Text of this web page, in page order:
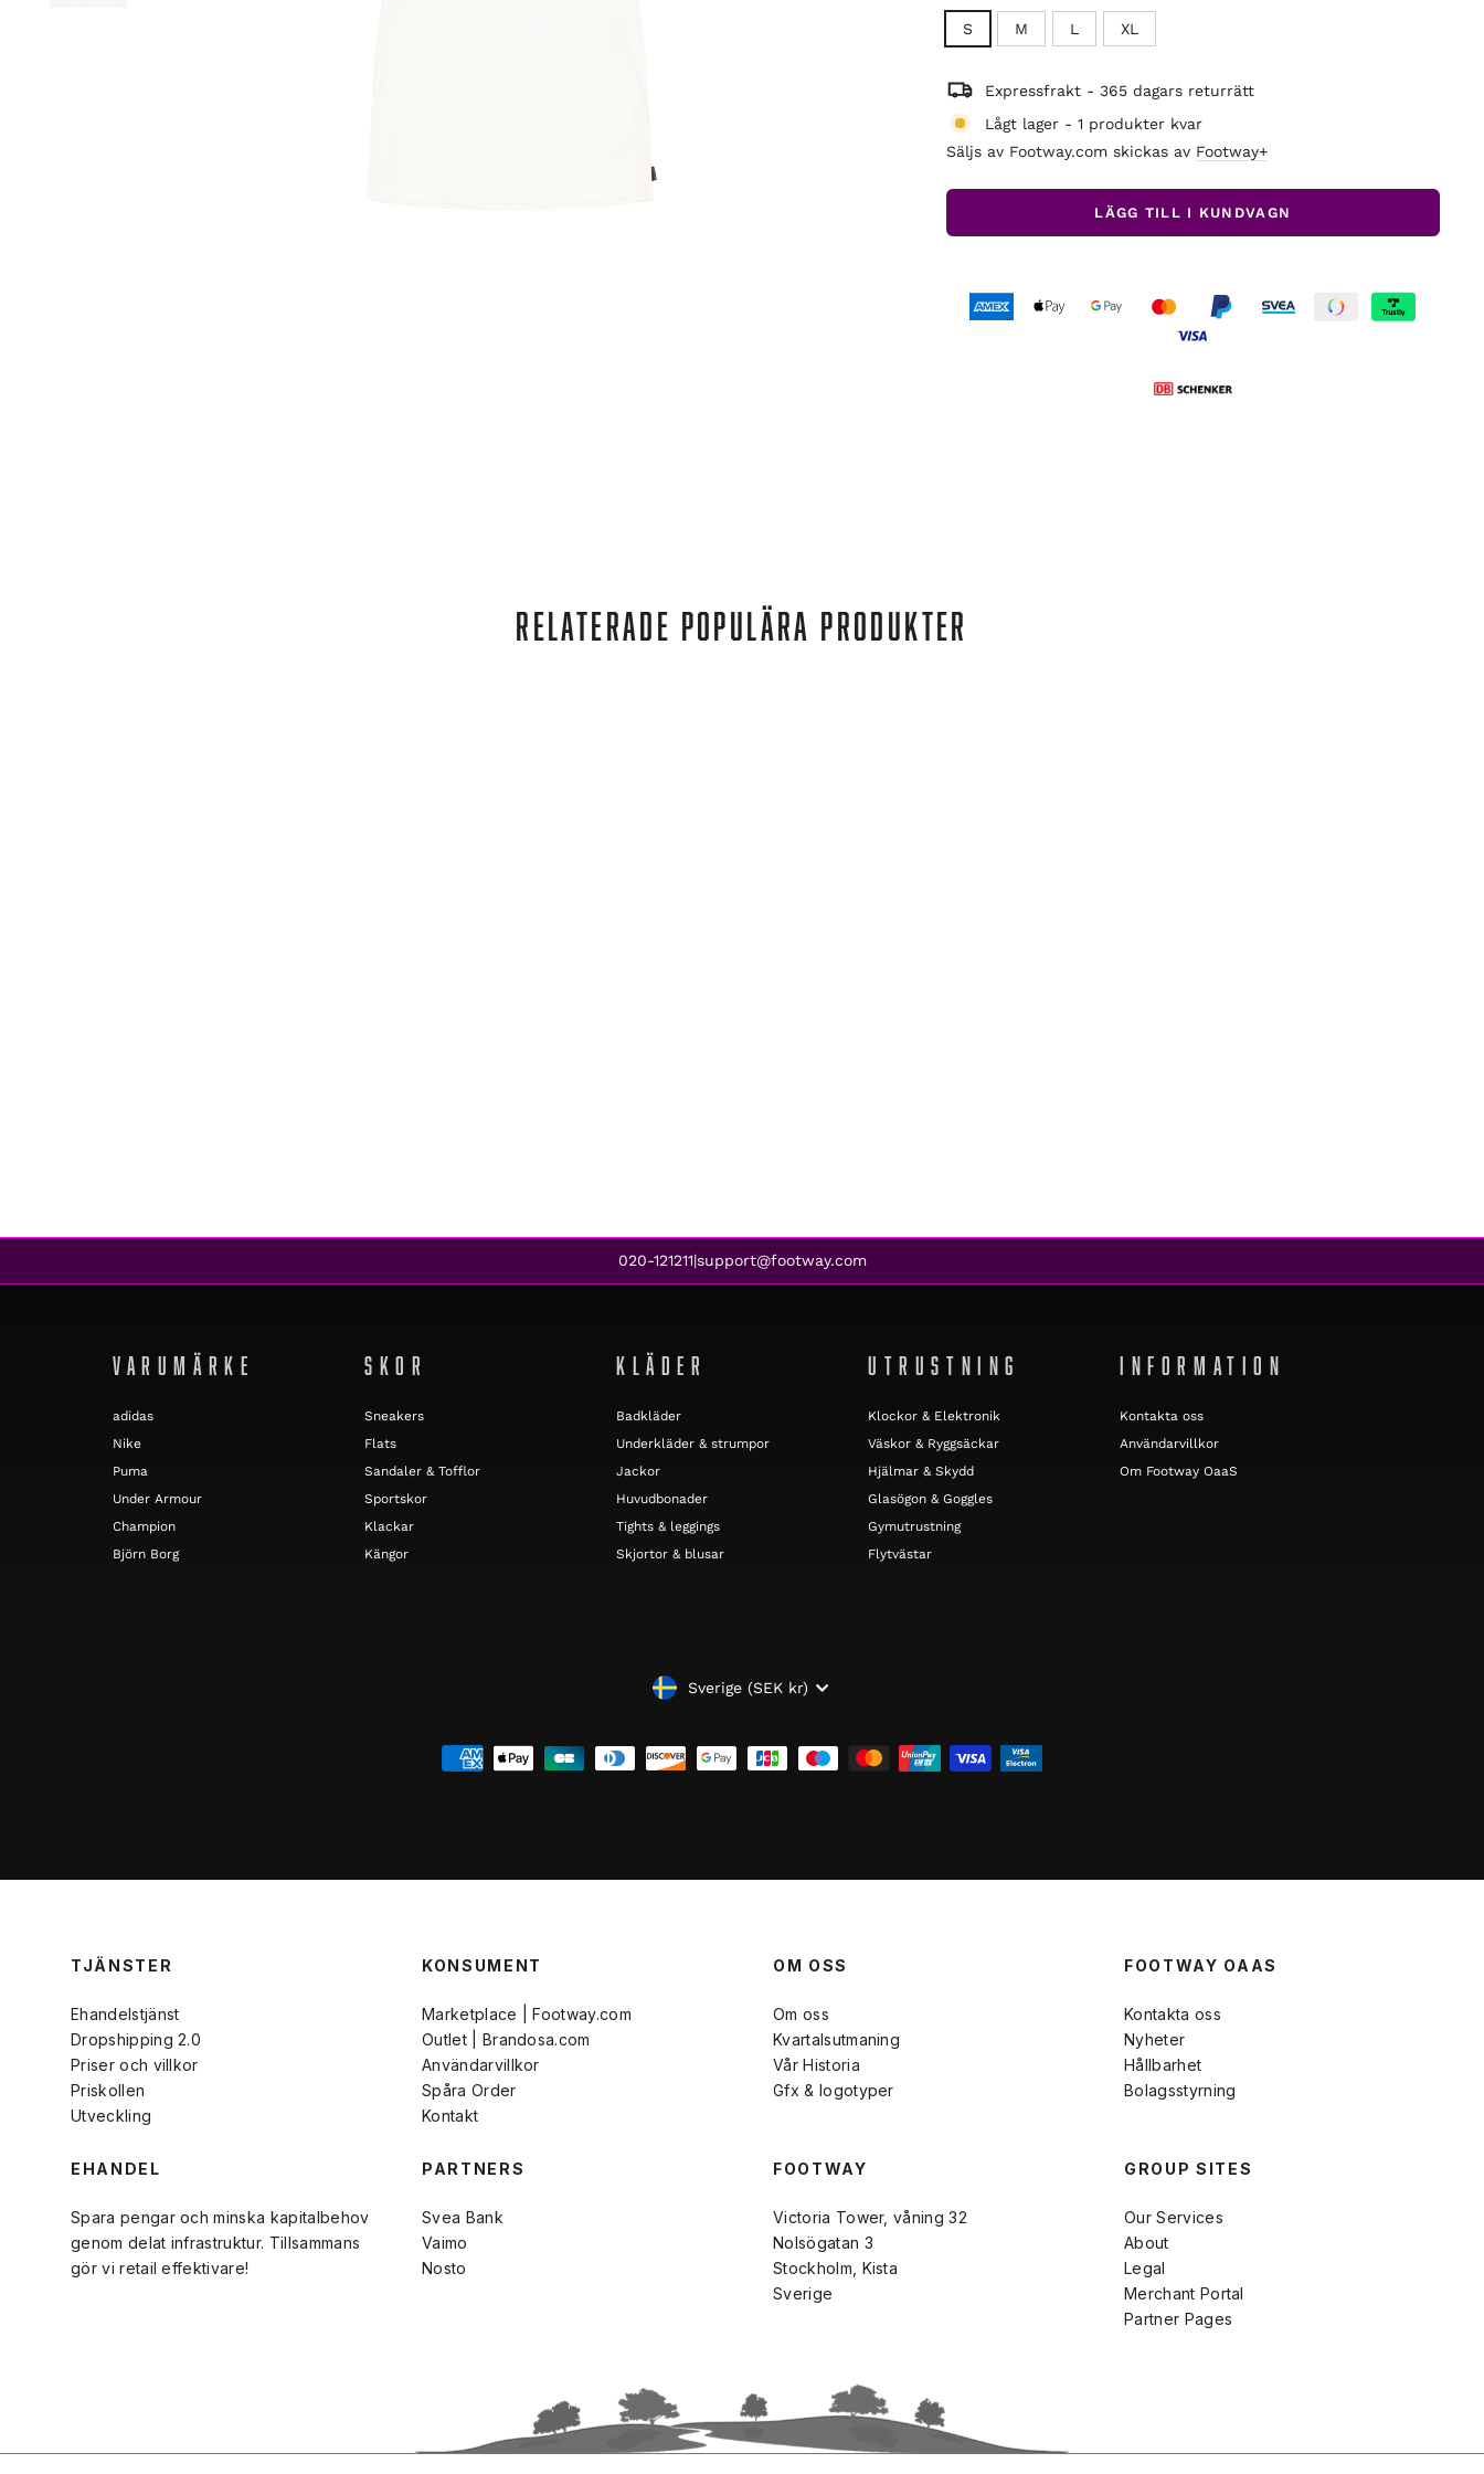
S M L XL
Expressfrakt - 365 dagars returrätt
Lågt lager - 1 produkter kvar
Säljs av Footway.com skickas av Footway+
LÄGG TILL I KUNDVAGN
RELATERADE POPULÄRA PRODUKTER
020-121211|support@footway.com
VARUMÄRKE
adidas
Nike
Puma
Under Armour
Champion
Björn Borg
SKOR
Sneakers
Flats
Sandaler & Tofflor
Sportskor
Klackar
Kängor
KLÄDER
Badkläder
Underkläder & strumpor
Jackor
Huvudbonader
Tights & leggings
Skjortor & blusar
UTRUSTNING
Klockor & Elektronik
Väskor & Ryggsäckar
Hjälmar & Skydd
Glasögon & Goggles
Gymutrustning
Flytvästar
INFORMATION
Kontakta oss
Användarvillkor
Om Footway OaaS
VALUTA
Sverige (SEK kr)
TJÄNSTER
Ehandelstjänst
Dropshipping 2.0
Priser och villkor
Priskollen
Utveckling
KONSUMENT
Marketplace | Footway.com
Outlet | Brandosa.com
Användarvillkor
Spåra Order
Kontakt
OM OSS
Om oss
Kvartalsutmaning
Vår Historia
Gfx & logotyper
FOOTWAY OAAS
Kontakta oss
Nyheter
Hållbarhet
Bolagsstyrning
EHANDEL
Spara pengar och minska kapitalbehov
genom delat infrastruktur. Tillsammans
gör vi retail effektivare!
PARTNERS
Svea Bank
Vaimo
Nosto
FOOTWAY
Victoria Tower, våning 32
Nolsögatan 3
Stockholm, Kista
Sverige
GROUP SITES
Our Services
About
Legal
Merchant Portal
Partner Pages